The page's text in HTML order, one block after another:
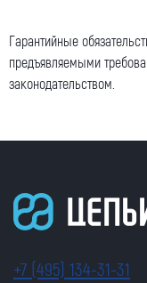
Гарантийные
предъявляемыми
законодательством.
+7 (495) 134-31-31